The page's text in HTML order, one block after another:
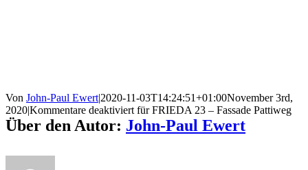
Von John-Paul Ewert|2020-11-03T14:24:51+01:00November 3rd,
2020|Kommentare deaktiviert für FRIEDA 23 – Fassade Pattiweg
Über den Autor: John-Paul Ewert